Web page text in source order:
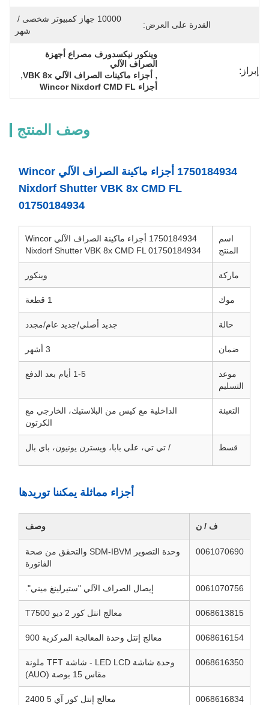
القدرة على العرض:
شهر
إبراز:
الصراف الآلي
, أجزاء ماكينات الصراف الآلي VBK 8x ,
أجزاء Wincor Nixdorf CMD FL
وصف المنتج
1750184934 أجزاء ماكينة الصراف الآلي Wincor
Nixdorf Shutter VBK 8x CMD FL
01750184934
اسم
المنتج
1750184934 أجزاء ماكينة الصراف الآلي Wincor
Nixdorf Shutter VBK 8x CMD FL 01750184934
ماركة وينكور
موك 1 قطعة
حالة جديد أصلي/جديد عام/مجدد
ضمان 3 أشهر
موعد
التسليم
1-5 أيام بعد الدفع
التعبئة
الداخلية مع كيس من البلاستيك، الخارجي مع
الكرتون
قسط / تي تي، علي بابا، ويسترن يونيون، باي بال
أجزاء مماثلة يمكننا توريدها
ف / ن وصف
0061070690
وحدة التصوير SDM-IBVM والتحقق من صحة
الفاتورة
0061070756 إيصال الصراف الآلي "ستيرلينغ ميني".
0068613815 معالج انتل كور 2 ديو T7500
0068616154 معالج إنتل وحدة المعالجة المركزية 900
0068616350
وحدة شاشة LED LCD - شاشة TFT ملونة
مقاس 15 بوصة (AUO)
0068616834 معالج إنتل كور آي 5 2400